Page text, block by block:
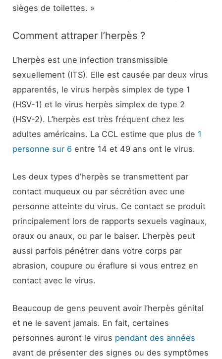
sièges de toilettes. »
Comment attraper l’herpès ?
L’herpès est une infection transmissible
sexuellement (ITS). Elle est causée par deux virus
apparentés, le virus herpès simplex de type 1
(HSV-1) et le virus herpès simplex de type 2
(HSV-2). L’herpès est très fréquent chez les
adultes américains. La CCL estime que plus de 1
personne sur 6 entre 14 et 49 ans ont le virus.
Les deux types d’herpès se transmettent par
contact muqueux ou par sécrétion avec une
personne atteinte du virus. Ce contact se produit
principalement lors de rapports sexuels vaginaux,
oraux ou anaux, ou par le baiser. L’herpès peut
aussi parfois pénétrer dans votre corps par
abrasion, coupure ou éraflure si vous entrez en
contact avec le virus.
Beaucoup de gens peuvent avoir l’herpès génital
et ne le savent jamais. En fait, certaines
personnes auront le virus pendant des années
avant de présenter des signes ou des symptômes